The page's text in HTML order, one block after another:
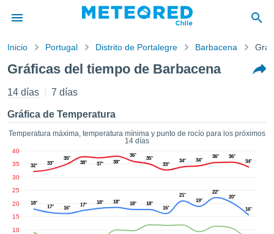
de
por
para
que la
que se
a este
las
y
forma
Inicio Portugal Distrito de Portalegre Barbacena
Gráficas del tiempo de Barbacena
14 días 7 días
Gráfica de Temperatura
Temperatura máxima, temperatura mínima y punto de rocío para los próximos
14 días
10
15
20
25
30
35
40
32° 33°
35°
38° 37° 38°
36°
35°
33°
34° 34°
36°
36°
34°
18°
17° 16°
17° 18° 18° 18° 18°
16°
21°
19°
22°
20°
16°